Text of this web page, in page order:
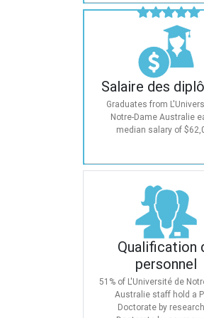
Salaire des
Graduates from
Notre-Dame Australie
median salary of
Salaire des
Cette cote compare le
médian des diplômés
différentes
Qualification
personnel
51% of L'Université de
Australie staff hold a
Doctorate by
Qualification
personnel
This rating looks at the
of staff who hold a
doctoral degree.